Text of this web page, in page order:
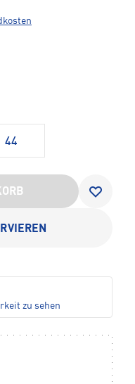
44
zu sehen